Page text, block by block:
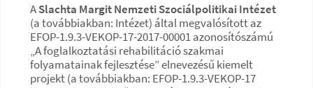
ASlachta Margit Nemzeti Szociálpolitikai Intézet
(a továbbiakban: Intézet) által megvalósított az
EFOP-1.9.3-VEKOP-17-2017-00001 azonosítószámú
„A foglalkoztatási rehabilitáció szakmai
folyamatainak fejlesztése” elnevezésű kiemelt
projekt (a továbbiakban: EFOP-1.9.3-VEKOP-17